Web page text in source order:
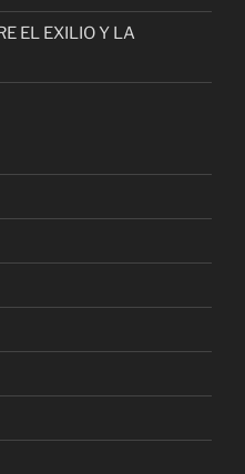
EL EXILIO Y LA